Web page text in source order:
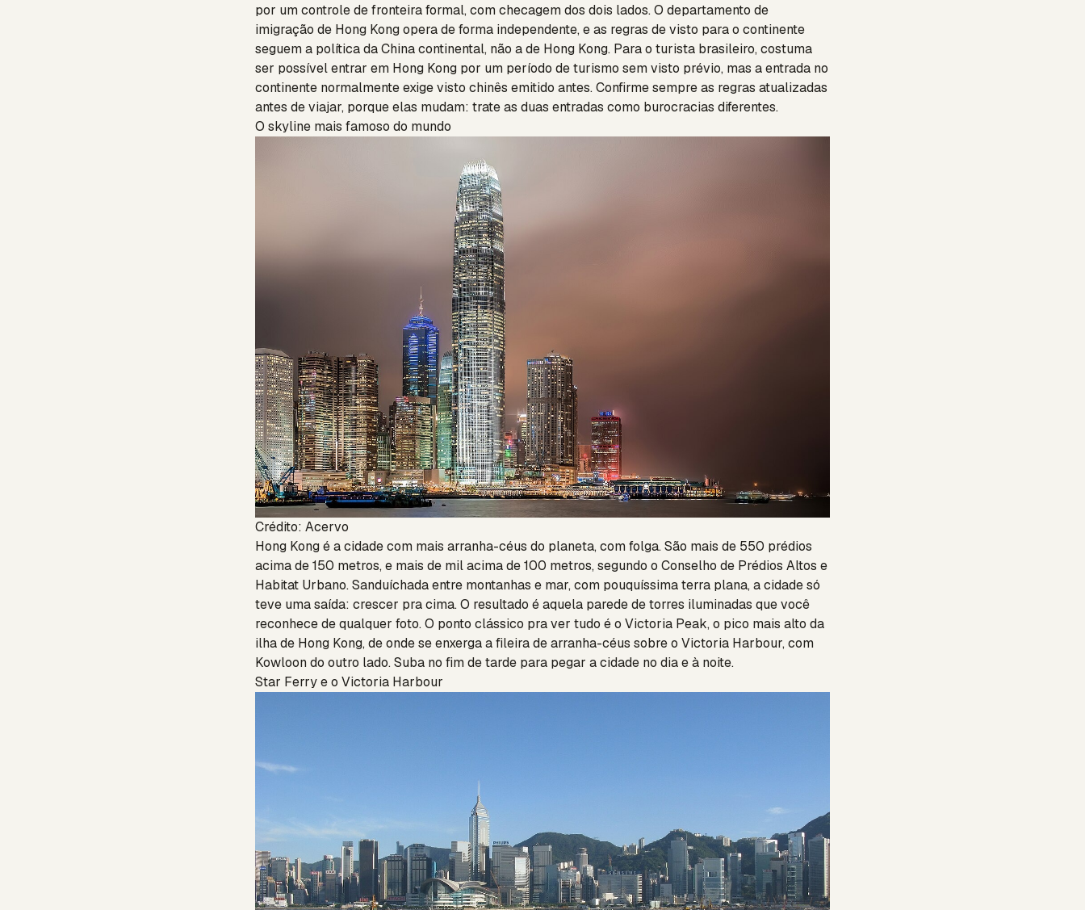
por um controle de fronteira formal, com checagem dos dois lados. O departamento de
imigração de Hong Kong opera de forma independente, e as regras de visto para o continente
seguem a política da China continental, não a de Hong Kong. Para o turista brasileiro, costuma
ser possível entrar em Hong Kong por um período de turismo sem visto prévio, mas a entrada no
continente normalmente exige visto chinês emitido antes. Confirme sempre as regras atualizadas
antes de viajar, porque elas mudam: trate as duas entradas como burocracias diferentes.
O skyline mais famoso do mundo
Crédito: Acervo
Hong Kong é a cidade com mais arranha-céus do planeta, com folga. São mais de 550 prédios
acima de 150 metros, e mais de mil acima de 100 metros, segundo o Conselho de Prédios Altos e
Habitat Urbano. Sanduíchada entre montanhas e mar, com pouquíssima terra plana, a cidade só
teve uma saída: crescer pra cima. O resultado é aquela parede de torres iluminadas que você
reconhece de qualquer foto. O ponto clássico pra ver tudo é o Victoria Peak, o pico mais alto da
ilha de Hong Kong, de onde se enxerga a fileira de arranha-céus sobre o Victoria Harbour, com
Kowloon do outro lado. Suba no fim de tarde para pegar a cidade no dia e à noite.
Star Ferry e o Victoria Harbour